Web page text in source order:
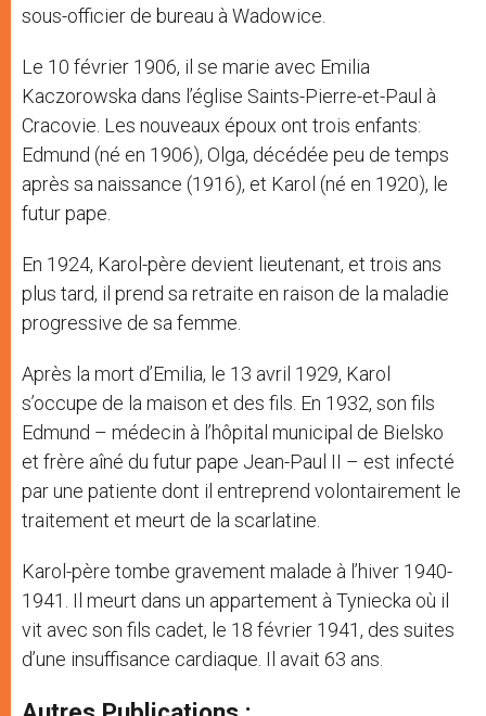
sous-officier de bureau à Wadowice.
Le 10 février 1906, il se marie avec Emilia
Kaczorowska dans l’église Saints-Pierre-et-Paul à
Cracovie. Les nouveaux époux ont trois enfants:
Edmund (né en 1906), Olga, décédée peu de temps
après sa naissance (1916), et Karol (né en 1920), le
futur pape.
En 1924, Karol-père devient lieutenant, et trois ans
plus tard, il prend sa retraite en raison de la maladie
progressive de sa femme.
Après la mort d’Emilia, le 13 avril 1929, Karol
s’occupe de la maison et des fils. En 1932, son fils
Edmund – médecin à l’hôpital municipal de Bielsko
et frère aîné du futur pape Jean-Paul II – est infecté
par une patiente dont il entreprend volontairement le
traitement et meurt de la scarlatine.
Karol-père tombe gravement malade à l’hiver 1940-
1941. Il meurt dans un appartement à Tyniecka où il
vit avec son fils cadet, le 18 février 1941, des suites
d’une insuffisance cardiaque. Il avait 63 ans.